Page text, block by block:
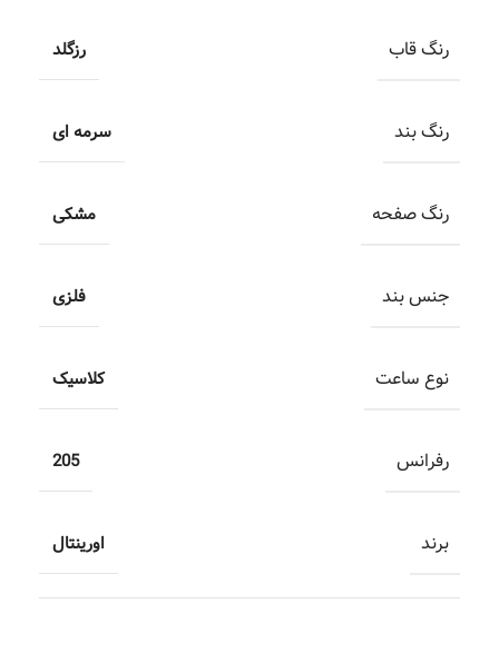
رنگ قاب رزگلد
رنگ بند سرمه ای
رنگ صفحه مشکی
جنس بند فلزی
نوع ساعت کلاسیک
رفرانس 205
برند اورینتال